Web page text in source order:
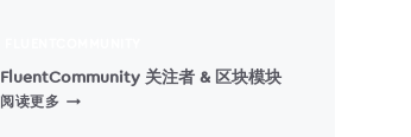
FluentCommunity 关注者 & 区块模块
阅读更多 FLUENTCOMMUNITY